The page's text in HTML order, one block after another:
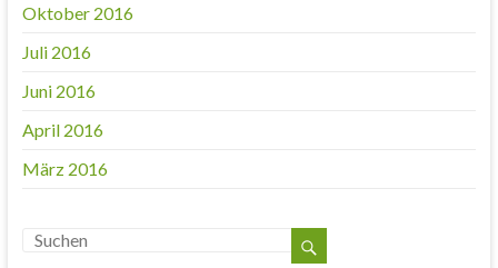
Oktober 2016
Juli 2016
Juni 2016
April 2016
März 2016